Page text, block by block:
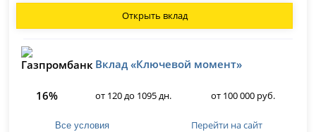
Открыть вклад
Вклад «Ключевой момент»
16% от 120 до 1095 дн. от 100 000 руб.
Все условия Перейти на сайт